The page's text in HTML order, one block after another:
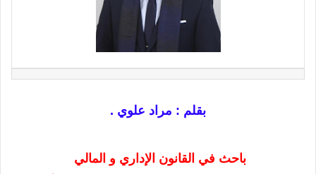
بقلم : مراد علوي .
باحث في القانون الإداري و المالي